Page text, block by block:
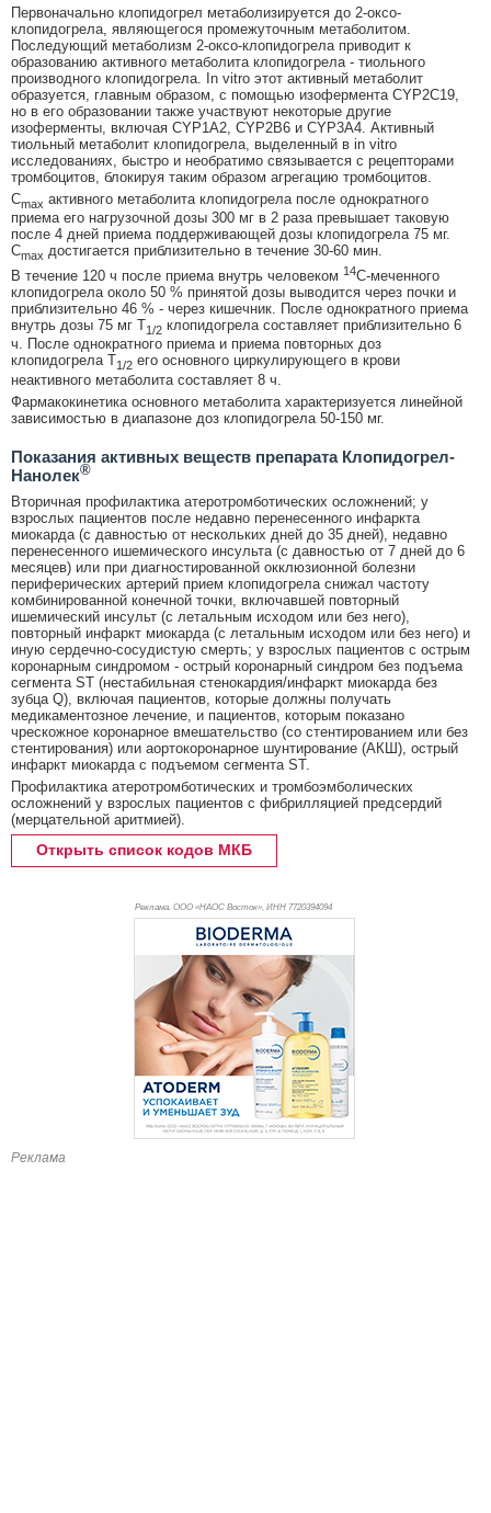
Первоначально клопидогрел метаболизируется до 2-оксо-
клопидогрела, являющегося промежуточным метаболитом.
Последующий метаболизм 2-оксо-клопидогрела приводит к
образованию активного метаболита клопидогрела - тиольного
производного клопидогрела. In vitro этот активный метаболит
образуется, главным образом, с помощью изофермента CYP2C19,
но в его образовании также участвуют некоторые другие
изоферменты, включая CYP1A2, CYP2B6 и CYP3A4. Активный
тиольный метаболит клопидогрела, выделенный в in vitro
исследованиях, быстро и необратимо связывается с рецепторами
тромбоцитов, блокируя таким образом агрегацию тромбоцитов.
Сmax активного метаболита клопидогрела после однократного
приема его нагрузочной дозы 300 мг в 2 раза превышает таковую
после 4 дней приема поддерживающей дозы клопидогрела 75 мг.
Сmax достигается приблизительно в течение 30-60 мин.
В течение 120 ч после приема внутрь человеком 14C-меченного
клопидогрела около 50 % принятой дозы выводится через почки и
приблизительно 46 % - через кишечник. После однократного приема
внутрь дозы 75 мг Т1/2 клопидогрела составляет приблизительно 6
ч. После однократного приема и приема повторных доз
клопидогрела Т1/2 его основного циркулирующего в крови
неактивного метаболита составляет 8 ч.
Фармакокинетика основного метаболита характеризуется линейной
зависимостью в диапазоне доз клопидогрела 50-150 мг.
Показания активных веществ препарата Клопидогрел-
Нанолек®
Вторичная профилактика атеротромботических осложнений; у
взрослых пациентов после недавно перенесенного инфаркта
миокарда (с давностью от нескольких дней до 35 дней), недавно
перенесенного ишемического инсульта (с давностью от 7 дней до 6
месяцев) или при диагностированной окклюзионной болезни
периферических артерий прием клопидогрела снижал частоту
комбинированной конечной точки, включавшей повторный
ишемический инсульт (с летальным исходом или без него),
повторный инфаркт миокарда (с летальным исходом или без него) и
иную сердечно-сосудистую смерть; у взрослых пациентов с острым
коронарным синдромом - острый коронарный синдром без подъема
сегмента ST (нестабильная стенокардия/инфаркт миокарда без
зубца Q), включая пациентов, которые должны получать
медикаментозное лечение, и пациентов, которым показано
чрескожное коронарное вмешательство (со стентированием или без
стентирования) или аортокоронарное шунтирование (АКШ), острый
инфаркт миокарда с подъемом сегмента ST.
Профилактика атеротромботических и тромбоэмболических
осложнений у взрослых пациентов с фибрилляцией предсердий
(мерцательной аритмией).
Открыть список кодов МКБ
Реклама. ООО «НАОС Восток», ИНН 7720394094
Реклама